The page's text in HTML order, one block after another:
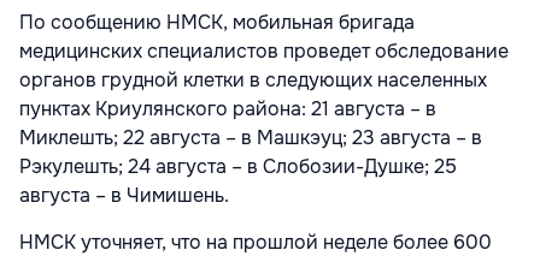
По сообщению НМСК, мобильная бригада
медицинских специалистов проведет обследование
органов грудной клетки в следующих населенных
пунктах Криулянского района: 21 августа – в
Миклешть; 22 августа – в Машкэуц; 23 августа – в
Рэкулешть; 24 августа – в Слобозии-Душке; 25
августа – в Чимишень.
НМСК уточняет, что на прошлой неделе более 600